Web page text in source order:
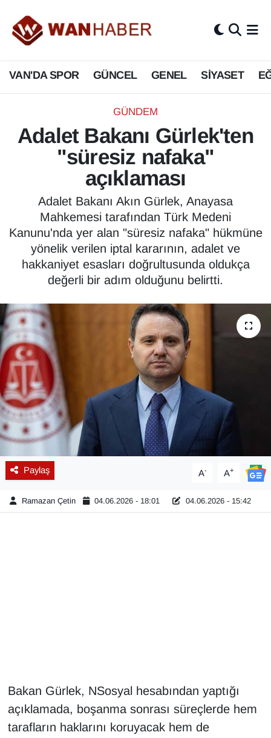
VAN'DA SPOR GÜNCEL GENEL SİYASET
GÜNDEM
Adalet Bakanı Gürlek'ten
"süresiz nafaka"
açıklaması
Adalet Bakanı Akın Gürlek, Anayasa
Mahkemesi tarafından Türk Medeni
Kanunu'nda yer alan "süresiz nafaka" hükmüne
yönelik verilen iptal kararının, adalet ve
hakkaniyet esasları doğrultusunda oldukça
değerli bir adım olduğunu belirtti.
Paylaş A- A+
Ramazan Çetin 04.06.2026 - 18:01 04.06.2026 - 15:42
Bakan Gürlek, NSosyal hesabından yaptığı
açıklamada, boşanma sonrası süreçlerde hem
tarafların haklarını koruyacak hem de
3.SAYFA
ASAYİŞ
BİLİM VE TEKNOLOJİ
Biyografi
ÇEVRE
Deprem
Dernekler, Odalar
DÜNYA
EĞİTİM
EKONOMİ
Eleman
Emlak
En çok konuşulanlar
GENEL
Kadın
Kamu Alımları
Van Nöbetçi Eczaneler
Van Hava Durumu
Van Namaz Vakitleri
Van Trafik Yoğunluk Haritası
Süper Lig Puan Durumu ve Fikstür
Tüm Manşetler
Son Dakika Haberleri
Haber Arşivi